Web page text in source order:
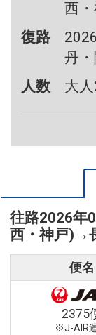
西
復路
丹
人数
大
往路2026年
西・神戸) →
便名
2375
※J-AIR